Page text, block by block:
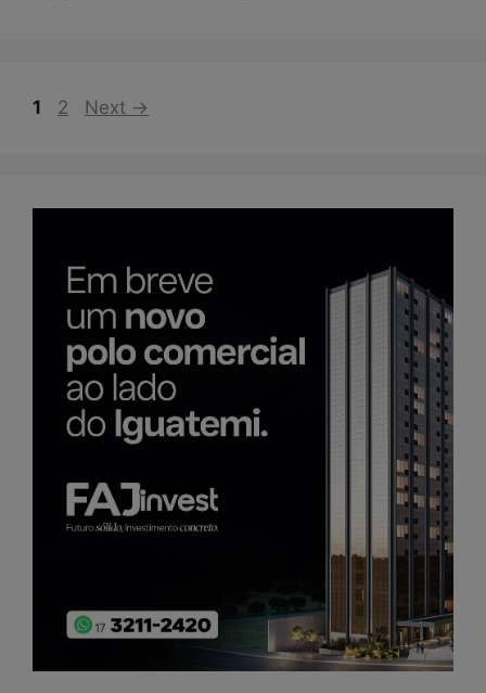
Page
1 Page
2 Next →